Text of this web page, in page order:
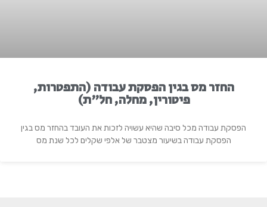
החזר מס בגין הפסקת עבודה (התפטרות,
פיטורין, מחלה, חל"ת)
הפסקת עבודה מכל סיבה שהיא עשויה לזכות את העובד בהחזר מס בגין
הפסקת עבודה בשיעור מצטבר של אלפי שקלים לכל שנת מס